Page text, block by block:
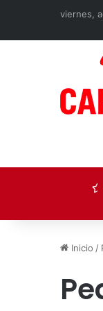
viernes,
Inicio /